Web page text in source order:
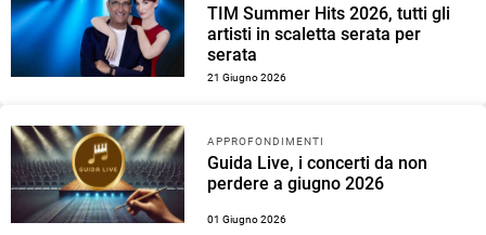
TIM Summer Hits 2026, tutti gli
artisti in scaletta serata per
serata
21 Giugno 2026
APPROFONDIMENTI
Guida Live, i concerti da non
perdere a giugno 2026
01 Giugno 2026